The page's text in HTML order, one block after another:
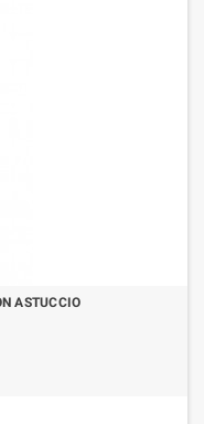
ASTUCCIO